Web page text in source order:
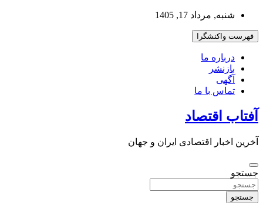
بروید
شنبه, مرداد 17, 1405
فهرست واکنشگرا
درباره ما
بازنشر
آگهی
تماس با ما
آفتاب اقتصاد
آخرین اخبار اقتصادی ایران و جهان
جستجو
جستجو